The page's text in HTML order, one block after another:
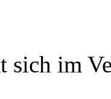
sich im